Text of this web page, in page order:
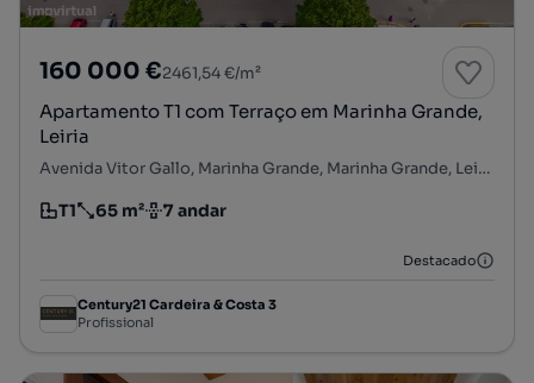
160 000 €2461,54 €/m²
Apartamento T1 com Terraço em Marinha Grande,
Leiria
Avenida Vitor Gallo, Marinha Grande, Marinha Grande, Leiria
Tipologia
T1
Preço por metro quadrado
65 m²
Andar 7 andar
Destacado
Century21 Cardeira & Costa 3
Profissional